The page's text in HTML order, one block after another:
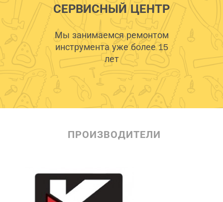
СЕРВИСНЫЙ ЦЕНТР
Мы занимаемся ремонтом
инструмента уже более 15
лет
ПРОИЗВОДИТЕЛИ